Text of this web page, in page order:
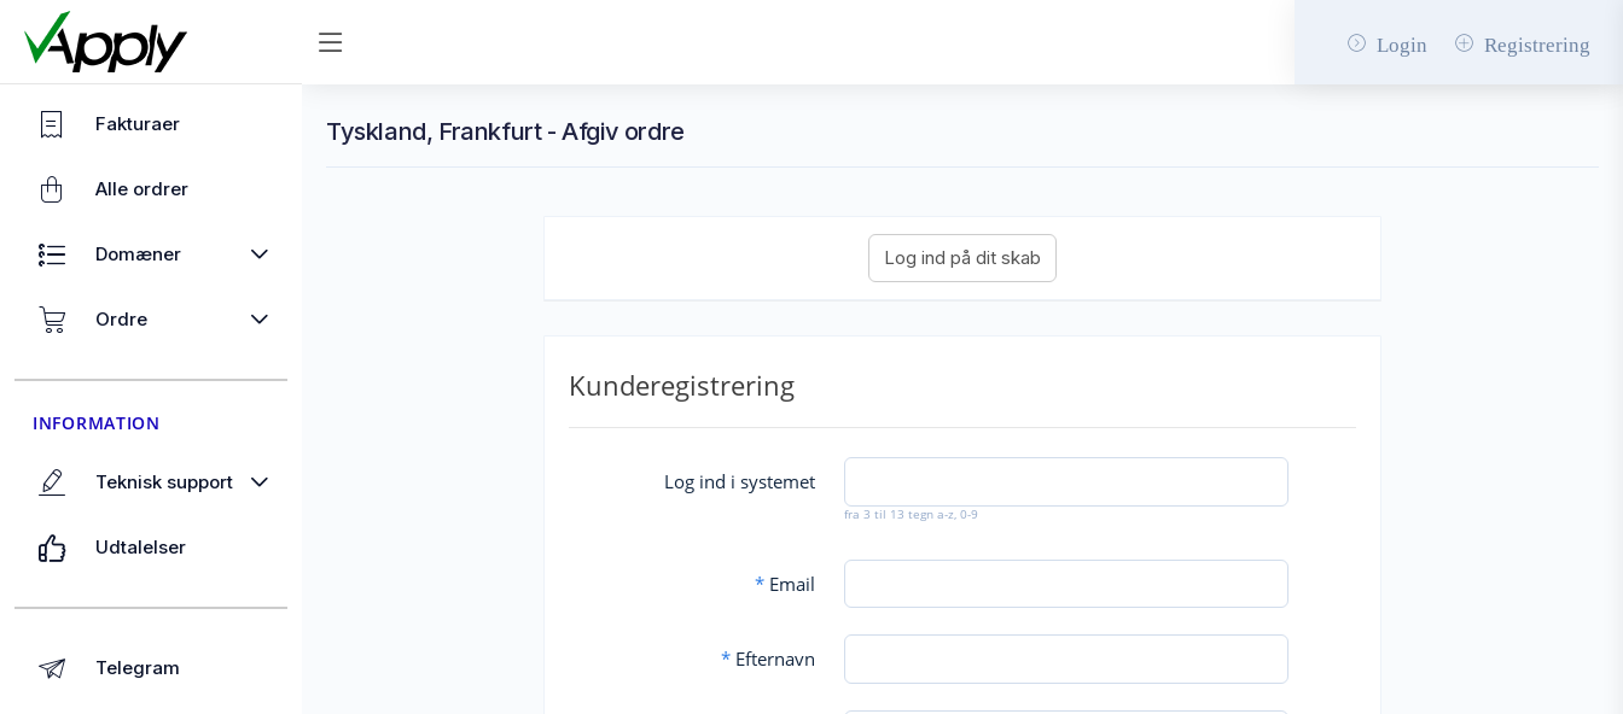
Login Registrering
Fakturaer
Alle ordrer
Domæner
Ordre
INFORMATION
Teknisk support
Udtalelser
Telegram
Tyskland, Frankfurt - Afgiv ordre
Kunderegistrering
Log ind i systemet
fra 3 til 13 tegn a-z, 0-9
*Email
*Efternavn